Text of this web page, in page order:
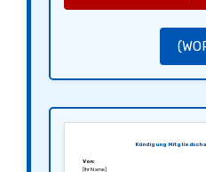
Kündigung
Von:
[Ihr Name]